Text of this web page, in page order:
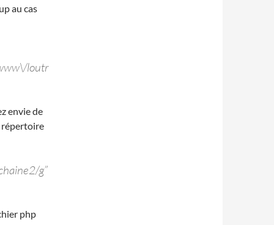
au cas
loutr
envie de
répertoire
g”
php